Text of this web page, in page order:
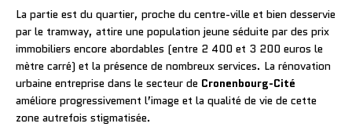
La partie est du quartier, proche du centre-ville et bien desservie
par le tramway, attire une population jeune séduite par des prix
immobiliers encore abordables (entre 2 400 et 3 200 euros le
mètre carré) et la présence de nombreux services. La rénovation
urbaine entreprise dans le secteur de Cronenbourg-Cité
améliore progressivement l’image et la qualité de vie de cette
zone autrefois stigmatisée.